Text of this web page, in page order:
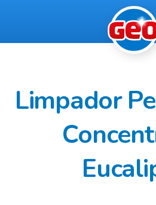
Limpador